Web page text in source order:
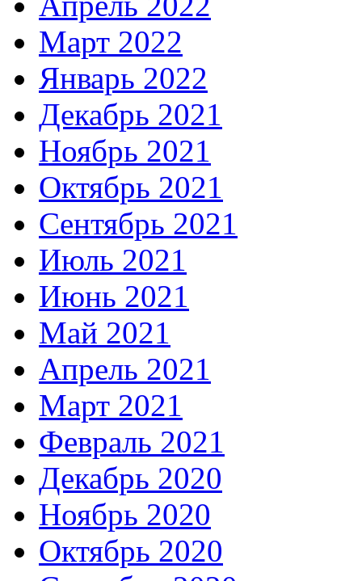
Март 2022
Январь 2022
Декабрь 2021
Ноябрь 2021
Октябрь 2021
Сентябрь 2021
Июль 2021
Июнь 2021
Май 2021
Апрель 2021
Март 2021
Февраль 2021
Декабрь 2020
Ноябрь 2020
Октябрь 2020